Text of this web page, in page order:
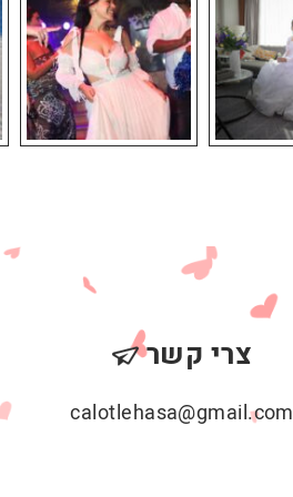
צרי קשר
calotlehasa@gmail.com